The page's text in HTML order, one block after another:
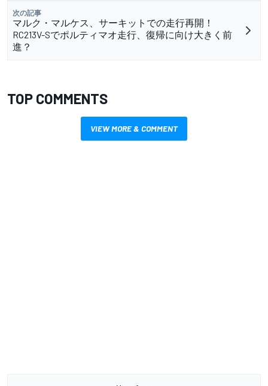
次の記事
マルク・マルケス、サーキットでの走行再開！
RC213V-Sでポルティマオ走行、復帰に向け大きく前
進？
TOP COMMENTS
VIEW MORE & COMMENT